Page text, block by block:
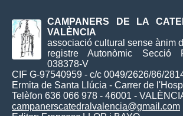
CAMPANERS DE LA
VALÈNCIA
associació cultural sense ànim
registre Autonòmic Secció
038378-V
CIF G-97540959 - c/c 0049/2626/86/
Ermita de Santa Llúcia - Carrer de
Telèfon 636 066 978 - 46001 -
campanerscatedralvalencia@gmail.com